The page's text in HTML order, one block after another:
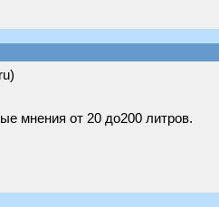
мнения от 20 до200 литров.